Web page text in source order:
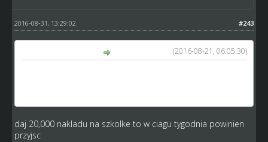
#243
2016-08-31, 13:29:02
(2016-08-21, 06:05:30)
daj 20,000 nakladu na szkolke to w ciagu tygodnia powinien
przyjsc